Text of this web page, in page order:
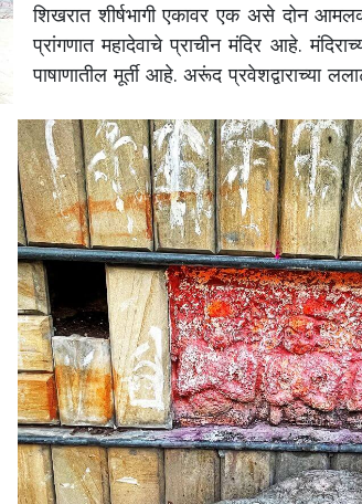
शिखरात शीर्षभागी एकावर एक असे दोन
प्रांगणात महादेवाचे प्राचीन मंदिर आहे.
पाषाणातील मूर्ती आहे.अरूंद प्रवेशद्वाराच्या